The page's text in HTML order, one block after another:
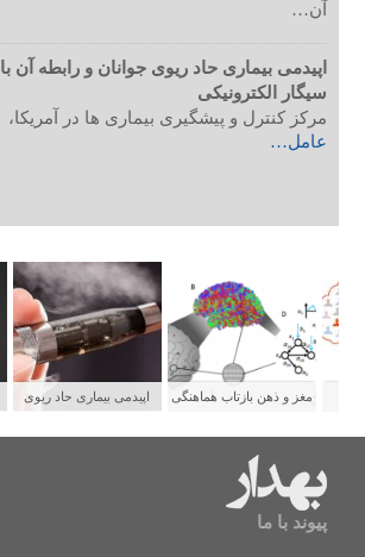
آن…
اپیدمی بیماری حاد ریوی جوانان و رابطه آن با
سیگار الکترونیکی
مرکز کنترل و پیشگیری بیماری ها در آمریکا،
عامل…
اپیدمی بیماری حاد ریوی
مغز و ذهن بازتاب هماهنگی
پیوند با ما